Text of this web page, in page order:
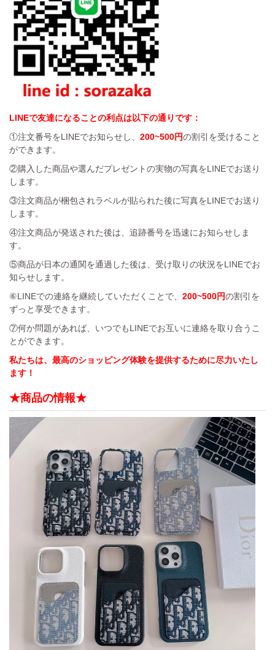
LINEで友達になることの利点は以下の通りです：
①注文番号をLINEでお知らせし、 200~500円の割引を受けること
ができます。
②購入した商品や選んだプレゼントの実物の写真をLINEでお送り
します。
③注文商品が梱包されラベルが貼られた後に写真をLINEでお送り
します。
④注文商品が発送された後は、追跡番号を迅速にお知らせしま
す。
⑤商品が日本の通関を通過した後は、受け取りの状況をLINEでお
知らせします。
⑥LINEでの連絡を継続していただくことで、 200~500円の割引を
ずっと享受できます。
⑦何か問題があれば、いつでもLINEでお互いに連絡を取り合うこ
とができます。
私たちは、最高のショッピング体験を提供するために尽力いたし
ます！
★商品の情報★